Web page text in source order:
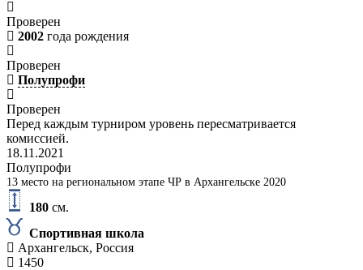
Проверен
2002 года рождения
Проверен
Полупрофи
Проверен
Перед каждым турниром уровень пересматривается
комиссией.
18.11.2021
Полупрофи
13 место на региональном этапе ЧР в Архангельске 2020
180 см.
Спортивная школа
Архангельск, Россия
1450